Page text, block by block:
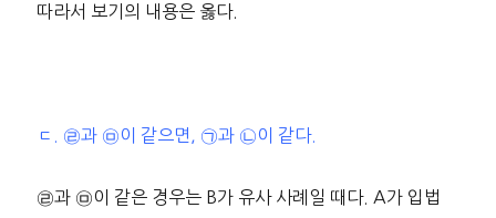
따라서 보기의 내용은 옳다.
ㄷ. ㉣과 ㉤이 같으면, ㉠과 ㉡이 같다.
㉣과 ㉤이 같은 경우는 B가 유사 사례일 때다. A가 입법